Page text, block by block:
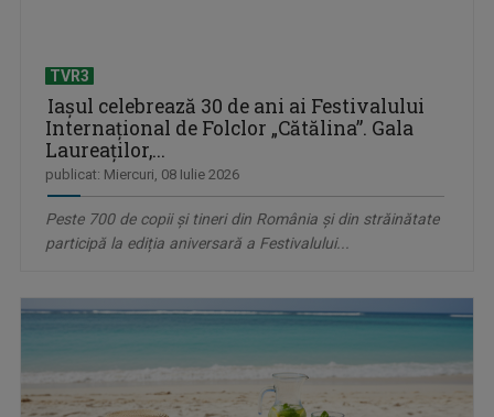
TVR3
Iașul celebrează 30 de ani ai Festivalului
Internațional de Folclor „Cătălina”. Gala
Laureaților,...
publicat: Miercuri, 08 Iulie 2026
Peste 700 de copii și tineri din România și din străinătate
participă la ediția aniversară a Festivalului...